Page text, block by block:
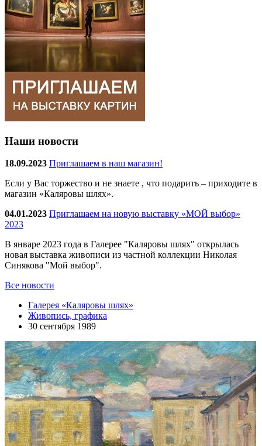
Наши новости
18.09.2023 Приглашаем в наш магазин!
Если у Вас торжество и не знаете , что подарить – приходите в
магазин «Каляровы шлях».
04.01.2023 Приглашаем на новую выставку «МОЙ выбор»
2023
В январе 2023 года в Галерее "Каляровы шлях" открылась
новая выставка живописи из частной коллекции Николая
Синякова "Мой выбор".
Все новости
Галерея «Каляровы шлях»
Живопись, графика
30 сентября 1989